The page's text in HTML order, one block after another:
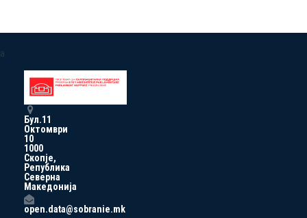
a
Бул.11
Октомври
10
1000
Скопје,
Република
Северна
Македонија
open.data@sobranie.mk